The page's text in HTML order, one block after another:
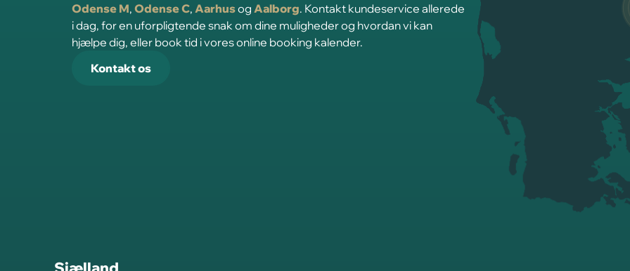
Odense M, Odense C, Aarhusog Aalborg. Kontakt kundeservice allerede
i dag, for en uforpligtende snak om dine muligheder og hvordan vi kan
hjælpe dig, eller book tid i vores online booking kalender.
Kontakt os
Sjælland